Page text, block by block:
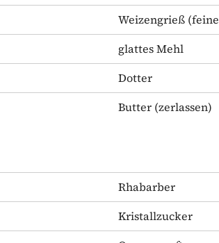
Weizengrieß
glattes Mehl
Dotter
Butter (zerlassen)
Rhabarber
Kristallzucker